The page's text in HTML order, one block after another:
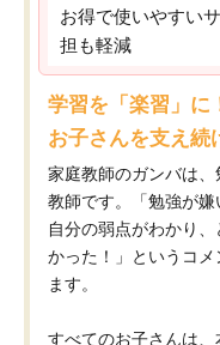
お得で使いやすい
担も軽減
学習を「楽習」に
お子さんを支え続
家庭教師のガンバは
教師です。「勉強が
自分の弱点がわかり
かった！」というコ
ます。
すべてのお子さんは、